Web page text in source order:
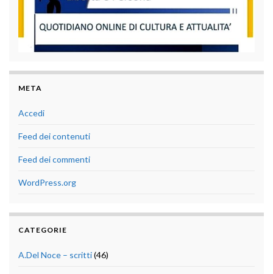
META
Accedi
Feed dei contenuti
Feed dei commenti
WordPress.org
CATEGORIE
A.Del Noce – scritti(46)